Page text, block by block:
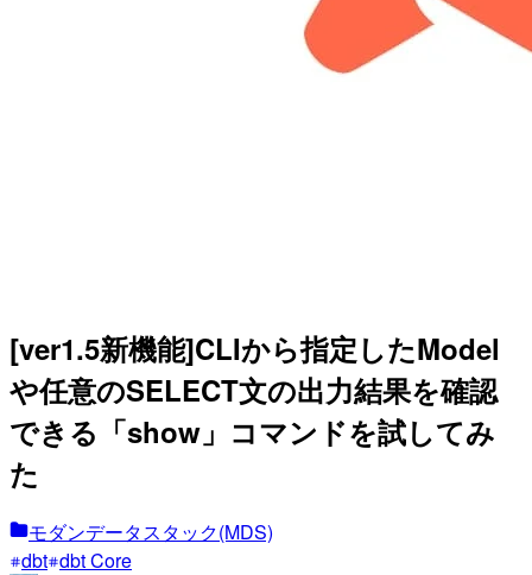
[ver1.5新機能]CLIから指定したModel
や任意のSELECT文の出力結果を確認
できる「show」コマンドを試してみ
た
モダンデータスタック(MDS)
dbt dbt Core